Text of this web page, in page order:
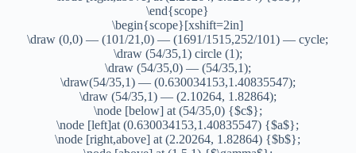
\end{scope}
\begin{scope}[xshift=2in]
\draw (0,0) — (101/21,0) — (1691/1515,252/101) — cycle;
\draw (54/35,1) circle (1);
\draw (54/35,0) — (54/35,1);
\draw(54/35,1) — (0.630034153,1.40835547);
\draw (54/35,1) — (2.10264, 1.82864);
\node [below] at (54/35,0) {$c$};
\node [left]at (0.630034153,1.40835547) {$a$};
\node [right,above] at (2.20264, 1.82864) {$b$};